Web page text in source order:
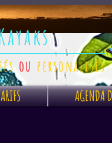
ou personalisés
AGENDA